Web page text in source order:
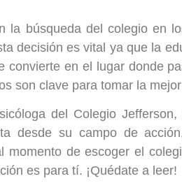
la búsqueda del colegio en
decisión es vital ya que la
convierte en el lugar donde
son clave para tomar la
del Colegio
desde su campo de
momento de escoger el
es para tí. ¡Quédate a leer!